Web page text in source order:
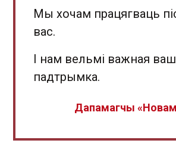
Мы хочам працягваць
вас.
І нам вельмі важная
падтрымка.
Дапамагчы